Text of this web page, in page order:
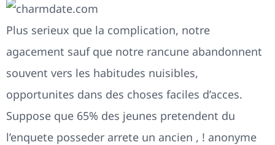
Plus serieux que la complication, notre
agacement sauf que notre rancune abandonnent
souvent vers les habitudes nuisibles,
opportunites dans des choses faciles d’acces.
Suppose que 65% des jeunes pretendent du
l’enquete posseder arrete un ancien , ! anonyme